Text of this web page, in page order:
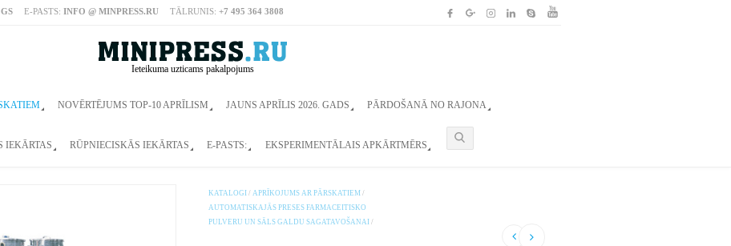
E-PASTS: INFO @ MINPRESS.RU TĀLRUNIS: +7 495 364 3808
Ieteikuma uzticams pakalpojums
NOVĒRTĒJUMS TOP-10 APRĪLISM JAUNS APRĪLIS 2026. GADS PĀRDOŠANĀ NO RAJONA
IEKĀRTAS RŪPNIECISKĀS IEKĀRTAS E-PASTS: EKSPERIMENTĀLAIS APKĀRTMĒRS
KATALOGI / APRĪKOJUMS AR PĀRSKATIEM /
AUTOMATISKAJĀS PRESES FARMACEITISKO
PULVERU UN SĀLS GALDU SAGATAVOŠANAI /